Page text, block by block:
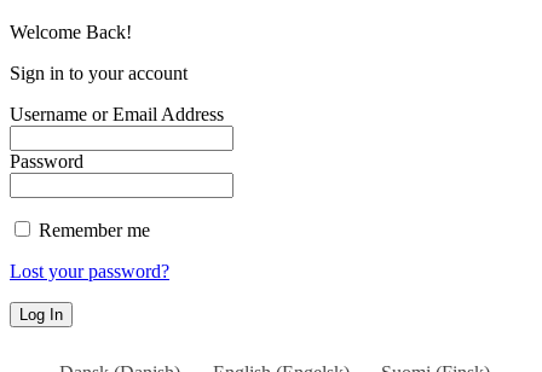
Welcome Back!
Sign in to your account
Username or Email Address
Password
Remember me
Lost your password?